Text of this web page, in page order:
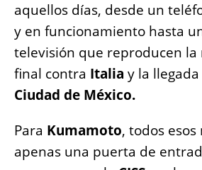
aquellos días, desde un
y en funcionamiento hasta
televisión que reproducen la
final contra Italia y la
Ciudad de México.
Para Kumamoto, todos
apenas una puerta de